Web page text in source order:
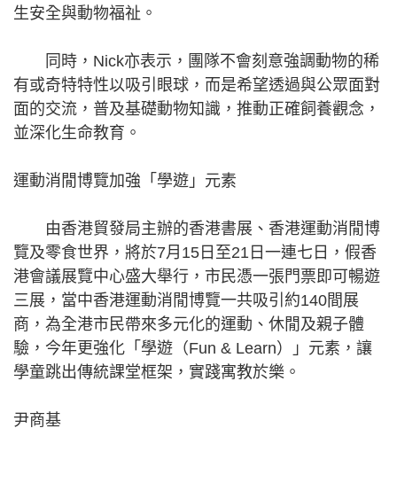
生安全與動物福祉。
同時，Nick亦表示，團隊不會刻意強調動物的稀
有或奇特特性以吸引眼球，而是希望透過與公眾面對
面的交流，普及基礎動物知識，推動正確飼養觀念，
並深化生命教育。
運動消閒博覽加強「學遊」元素
由香港貿發局主辦的香港書展、香港運動消閒博
覽及零食世界，將於7月15日至21日一連七日，假香
港會議展覽中心盛大舉行，市民憑一張門票即可暢遊
三展，當中香港運動消閒博覽一共吸引約140間展
商，為全港市民帶來多元化的運動、休閒及親子體
驗，今年更強化「學遊（Fun & Learn）」元素，讓
學童跳出傳統課堂框架，實踐寓教於樂。
尹商基